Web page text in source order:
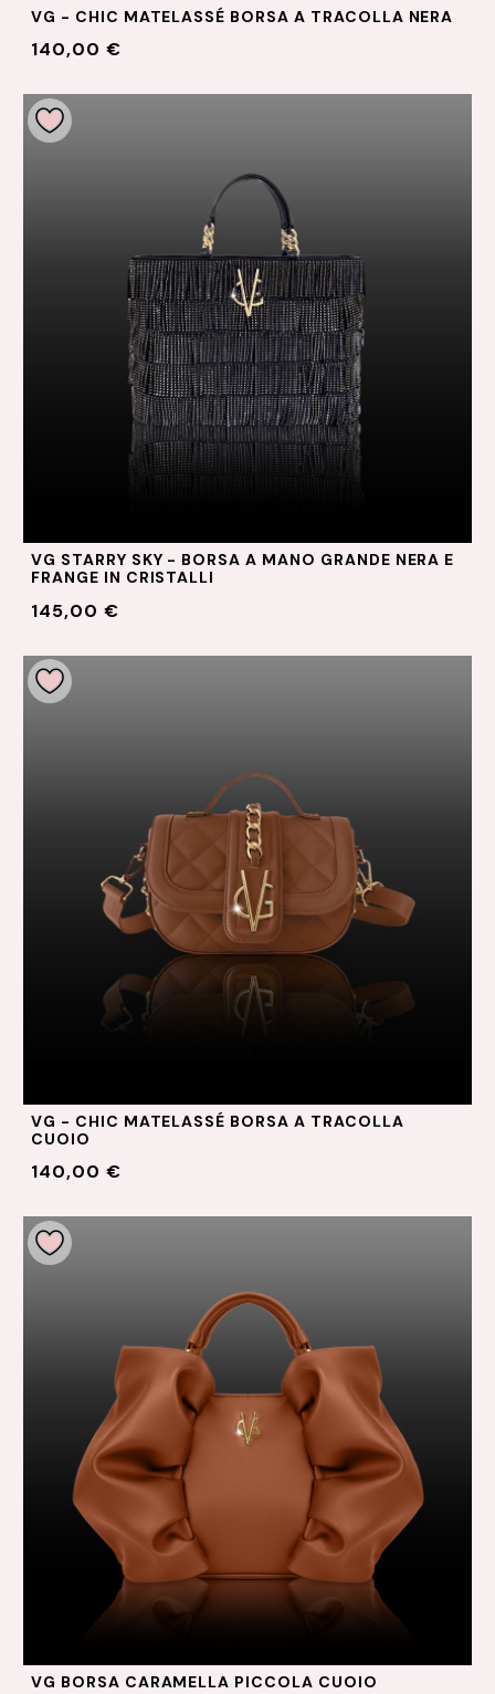
VG - CHIC MATELASSÉ BORSA A TRACOLLA NERA
140,00 €
VG STARRY SKY - BORSA A MANO GRANDE NERA E
FRANGE IN CRISTALLI
145,00 €
VG - CHIC MATELASSÉ BORSA A TRACOLLA
CUOIO
140,00 €
VG BORSA CARAMELLA PICCOLA CUOIO